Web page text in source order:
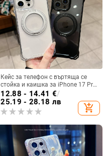
Кейс за телефон с въртяща се
стойка и каишка за iPhone 17 Pro
Max, 16, 15 и iPhone 11
12.88 - 14.41 €/
25.19 - 28.18 лв
add_shopping_cart